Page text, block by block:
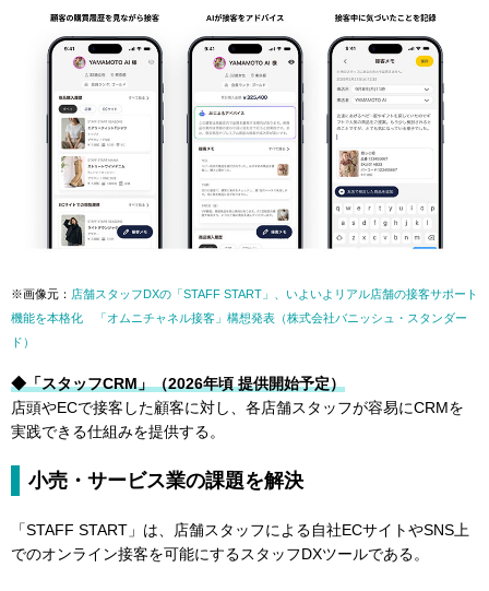
※画像元： 店舗スタッフDXの「STAFF START」、いよいよリアル店舗の接客サポート
機能を本格化 「オムニチャネル接客」構想発表（株式会社バニッシュ・スタンダー
ド）
◆「スタッフCRM」（2026年頃 提供開始予定）
店頭やECで接客した顧客に対し、各店舗スタッフが容易にCRMを
実践できる仕組みを提供する。
小売・サービス業の課題を解決
「STAFF START」は、店舗スタッフによる自社ECサイトやSNS上
でのオンライン接客を可能にするスタッフDXツールである。